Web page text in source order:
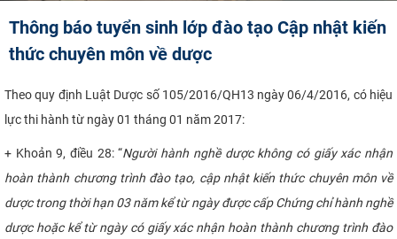
CƠ CẤU TỔ CHỨC
TUYỂN SINH
ĐẢM BẢO CHẤT LƯỢNG
KHOA HỌC CÔNG NGHỆ
Thông báo tuyển sinh lớp đào tạo Cập nhật kiến
thức chuyên môn về dược
Theo quy định Luật Dược số 105/2016/QH13 ngày 06/4/2016, có hiệu
lực thi hành từ ngày 01 tháng 01 năm 2017:
+ Khoản 9, điều 28: “Người hành nghề dược không có giấy xác nhận
hoàn thành chương trình đào tạo, cập nhật kiến thức chuyên môn về
dược trong thời hạn 03 năm kể từ ngày được cấp Chứng chỉ hành nghề
dược hoặc kể từ ngày có giấy xác nhận hoàn thành chương trình đào